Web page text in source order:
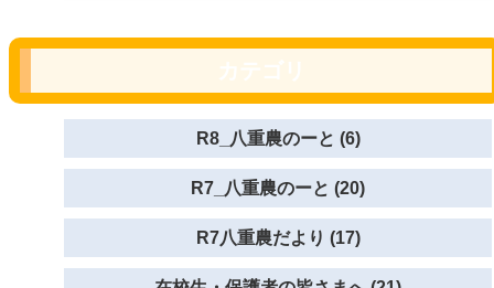
R8_八重農のーと (6)
R7_八重農のーと (20)
R7八重農だより (17)